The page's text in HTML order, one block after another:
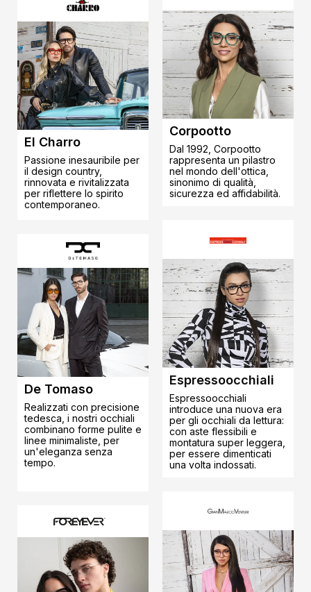
El Charro
Passione inesauribile per
il design country,
rinnovata e rivitalizzata
per riflettere lo spirito
contemporaneo.
Corpootto
Dal 1992, Corpootto
rappresenta un pilastro
nel mondo dell'ottica,
sinonimo di qualità,
sicurezza ed affidabilità.
De Tomaso
Realizzati con precisione
tedesca, i nostri occhiali
combinano forme pulite e
linee minimaliste, per
un'eleganza senza
tempo.
Espressoocchiali
Espressoocchiali
introduce una nuova era
per gli occhiali da lettura:
con aste flessibili e
montatura super leggera,
per essere dimenticati
una volta indossati.